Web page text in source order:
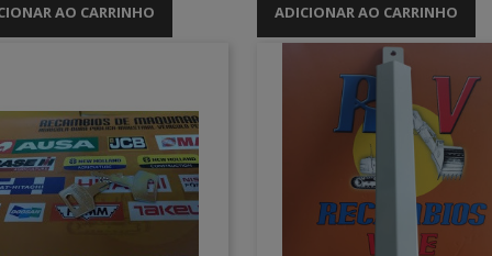
AO CARRINHO ADICIONAR AO CARRINHO